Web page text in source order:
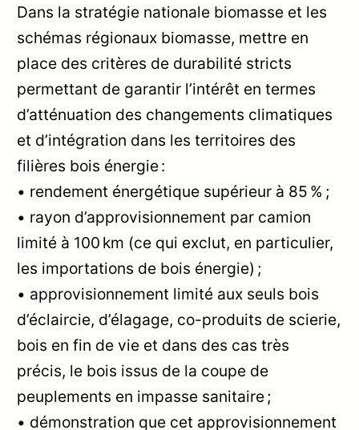
Dans la stratégie nationale biomasse et les
schémas régionaux biomasse, mettre en
place des critères de durabilité stricts
permettant de garantir l’intérêt en termes
d’atténuation des changements climatiques
et d’intégration dans les territoires des
filières bois énergie :
• rendement énergétique supérieur à 85 % ;
• rayon d’approvisionnement par camion
limité à 100 km (ce qui exclut, en particulier,
les importations de bois énergie) ;
• approvisionnement limité aux seuls bois
d’éclaircie, d’élagage, co-produits de scierie,
bois en fin de vie et dans des cas très
précis, le bois issus de la coupe de
peuplements en impasse sanitaire ;
• démonstration que cet approvisionnement